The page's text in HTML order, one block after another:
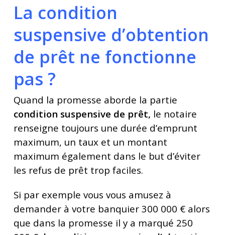
La condition
suspensive d’obtention
de prêt ne fonctionne
pas ?
Quand la promesse aborde la partie
condition suspensive de prêt, le notaire
renseigne toujours une durée d’emprunt
maximum, un taux et un montant
maximum également dans le but d’éviter
les refus de prêt trop faciles.
Si par exemple vous vous amusez à
demander à votre banquier 300 000 € alors
que dans la promesse il y a marqué 250